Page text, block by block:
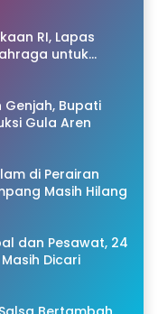
RI, Lapas
untuk
Genjah, Bupati
Gula Aren
di Perairan
Masih Hilang
dan Pesawat, 24
Dicari